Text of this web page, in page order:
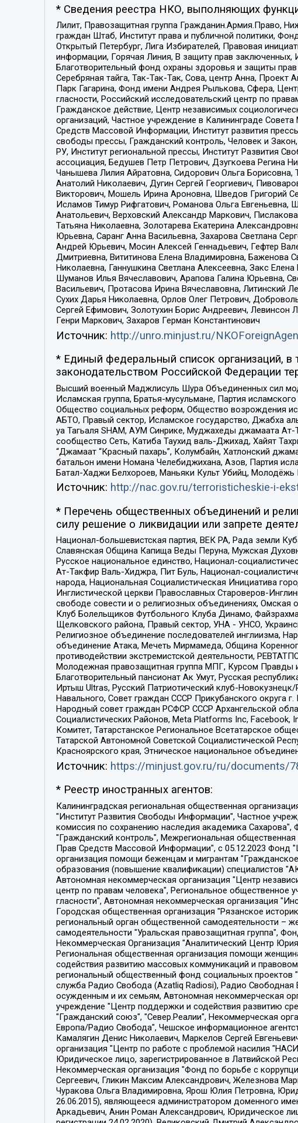
* Сведения реестра НКО, выполняющих
Лилит, Правозащитная группа Гражданин.Армия.Право,
граждан Штаб, Институт права и публичной политики,
Открытый Петербург, Лига Избирателей, Правовая
информации, Горячая Линия, В защиту прав
Благотворительный фонд охраны здоровья и защиты
Серебряная тайга, Так-Так-Так, Сова, центр Анна,
Парк Гагарина, Фонд имени Андрея Рылькова, Сфера,
гласности, Российский исследовательский центр по
Гражданское действие, Центр независимых
организаций, Частное учреждение в Калининграде
Средств Массовой Информации, Институт развития
свободы прессы, Гражданский контроль, Человек и
РУ, Институт региональной прессы, Институт Развития
ассоциация, Бедушев Петр Петрович, Дзугкоева Регина
Чанышева Лилия Айратовна, Сидорович Ольга Борисовна,
Анатолий Николаевич, Дугин Сергей Георгиевич,
Викторович, Мошель Ирина Ароновна, Шведов Григорий
Исламов Тимур Рифгатович, Романова Ольга
Анатольевич, Верховский Александр Маркович,
Татьяна Николаевна, Золотарева Екатерина
Юрьевна, Саранг Анна Васильевна, Захарова Светлана
Андрей Юрьевич, Мосин Алексей Геннадьевич, Гефтер
Дмитриевна, Вититинова Елена Владимировна, Баженова
Николаевна, Ганнушкина Светлана Алексеевна, Закс
Шуманов Илья Вячеславович, Арапова Галина Юрьевна,
Васильевич, Протасова Ирина Вячеславовна, Литинский
Сухих Дарья Николаевна, Орлов Олег Петрович,
Сергей Ефимович, Золотухин Борис Андреевич,
Генри Маркович, Захаров Герман Константинович
Источник: http://unro.minjust.ru/
* Единый федеральный список организаций, в
законодательством Российской Федерации
Высший военный Маджлисуль Шура Объединенных сил
Исламская группа, Братья-мусульмане, Партия
Общество социальных реформ, Общество возрождения
АБТО, Правый сектор, Исламское государство, Джабха
уа Тагьаля SHAM, АУМ Синрике, Муджахеды джамаата
сообщество Сеть, Катиба Таухид валь-Джихад, Хайят
“Джамаат “Красный пахарь”, Колумбайн, Хатлонский
батальон имени Номана Челебиджихана, Азов, Партия
Батал-Хаджи Белхороев, Маньяки Культ Убийц,
Источник: http://nac.gov.ru/terroristicheskie-i-
* Перечень общественных объединений и
силу решение о ликвидации или запрете
Национал-большевистская партия, ВЕК РА, Рада земли
Славянская Община Капища Веды Перуна, Мужская
Русское национальное единство, Национал-
Ат-Такфир Валь-Хиджра, Пит Буль, Национал-
народа, Национальная Социалистическая Инициатива
Инглистической церкви Православных Староверов-
свободе совести и о религиозных объединениях, Омская
Клуб Болельщиков Футбольного Клуба Динамо,
Щелковского района, Правый сектор, УНА - УНСО,
Религиозное объединение последователей инглиизма,
объединение Атака, Мечеть Мирмамеда, Община
противодействии экстремистской деятельности,
Молодежная правозащитная группа МПГ, Курсом Правды
Благотворительный пансионат Ак Умут, Русская
Иртыш Ultras, Русский Патриотический клуб-
Навального, Совет граждан СССР Прикубанского округа
Народный совет граждан РСФСР СССР Архангельской
Социалистических Районов, Meta Platforms Inc,
Комитет, Татарстанское Региональное Всетатарское
Татарской Автономной Советской Социалистической
Красноярского края, Этническое национальное
Источник: https://minjust.gov.ru/ru/documents/
* Реестр иностранных агентов:
Калининградская региональная общественная организация "Экозащита!-Женсовет", Фонд содействия защите прав и свобод граждан "Общественный вердикт", Фонд "Институт Развития Свободы Информации", Частное учреждение "Информационное агентство МЕМО. РУ", Региональная общественная организация "Общественная комиссия по сохранению наследия академика Сахарова", Фонд поддержки свободы прессы, Санкт-Петербургская общественная правозащитная организация "Гражданский контроль", Межрегиональная общественная организация "Информационно-просветительский центр "Мемориал", Региональный Фонд "Центр Защиты Прав Средств Массовой Информации", с 05.12.2023 Фонд "Центр Защиты Прав Средств массовой информации", Региональная общественная благотворительная организация помощи беженцам и мигрантам "Гражданское содействие", Негосударственное образовательное учреждение дополнительного профессионального образования (повышение квалификации) специалистов "АКАДЕМИЯ ПО ПРАВАМ ЧЕЛОВЕКА", Свердловская региональная общественная организация "Сутяжник", Автономная некоммерческая организация "Центр независимых социологических исследований", Союз общественных объединений "Российский исследовательский центр по правам человека", Региональное общественное учреждение научно-информационный центр "МЕМОРИАЛ", Некоммерческая организация "Фонд защиты гласности", Автономная некоммерческая организация "Институт прав человека", Городская общественная организация "Екатеринбургское общество "МЕМОРИАЛ", Городская общественная организация "Рязанское историко-просветительское и правозащитное общество "Мемориал" (Рязанский Мемориал), Челябинский региональный орган общественной самодеятельности – женское общественное объединение "Женщины Евразии", Челябинский региональный орган общественной самодеятельности "Уральская правозащитная группа", Фонд содействия защите здоровья и социальной справедливости имени Андрея Рылькова, Автономная Некоммерческая Организация "Аналитический Центр Юрия Левады", Автономная некоммерческая организация социальной поддержки населения "Проект Апрель", Региональная общественная организация помощи женщинам и детям, находящимся в кризисной ситуации "Информационно-методический центр "Анна", Фонд содействия развитию массовых коммуникаций и правовому просвещению "Так-так-Так", Фонд содействия устойчивому развитию "Серебряная тайга", Свердловский региональный общественный фонд социальных проектов "Новое время", "Idel.Реалии", Кавказ.Реалии, Крым.Реалии, Телеканал Настоящее Время, Татаро-башкирская служба Радио Свобода (Azatliq Radiosi), Радио Свободная Европа/Радио Свобода (PCE/PC), "Сибирь.Реалии", "Фактограф", Благотворительный фонд помощи осужденным и их семьям, Автономная некоммерческая организация "Институт глобализации и социальных движений", Фонд "В защиту прав заключенных", Частное учреждение "Центр поддержки и содействия развитию средств массовой информации", Пензенский региональный общественный благотворительный фонд "Гражданский союз", "Север.Реалии", Некоммерческая организация Фонд "Правовая инициатива", Общество с ограниченной ответственностью "Радио Свободная Европа/Радио Свобода", Чешское информационное агентство "MEDIUM-ORIENT", Красноярская региональная общественная организация "Мы против СПИДа", Камалягин Денис Николаевич, Маркелов Сергей Евгеньевич, Пономарев Лев Александрович, Савицкая Людмила Алексеевна, Автономная некоммерческая организация "Центр по работе с проблемой насилия